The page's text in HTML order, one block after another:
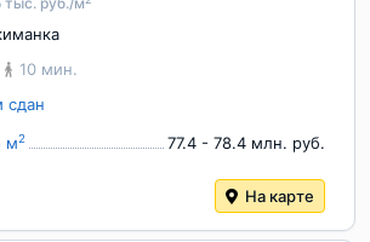
сдан
10 мин.
м2 77.4 - 78.4 млн. руб.
На карте